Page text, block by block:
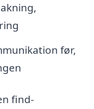
før,
find-